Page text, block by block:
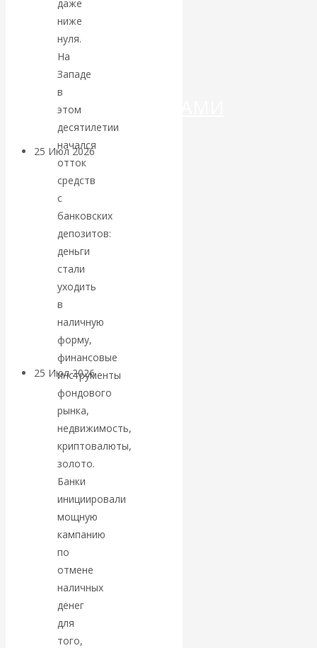
ДЕНЕГ»: КИТАЙ
ВЕДЁТ БОРЬБУ
КРИПТОВАЛЮТАМИ
25 Июл 2026Геополитика
Валентин
КАтасонов.
Может ли
Америка
покинуть НАТО?
25 Июл 2026Комментарии,
интервью и беседы
«Об этом
молчат»:
экономист
Валентин
Катасонов
считает, что
кризис в
даже
ниже
нуля.
На
Западе
в
этом
десятилетии
начался
отток
средств
с
банковских
депозитов:
деньги
стали
уходить
в
наличную
форму,
финансовые
инструменты
фондового
рынка,
недвижимость,
криптовалюты,
золото.
Банки
инициировали
мощную
кампанию
по
отмене
наличных
денег
для
того,